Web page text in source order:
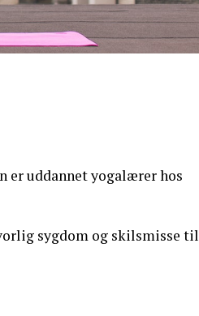
er uddannet yogalærer hos
sygdom og skilsmisse til